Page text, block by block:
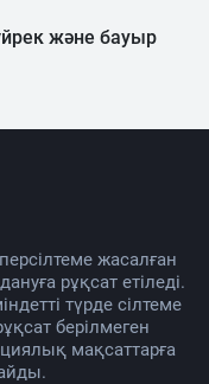
және бауыр
жасалған
рұқсат етіледі.
түрде сілтеме
берілмеген
мақсаттарға